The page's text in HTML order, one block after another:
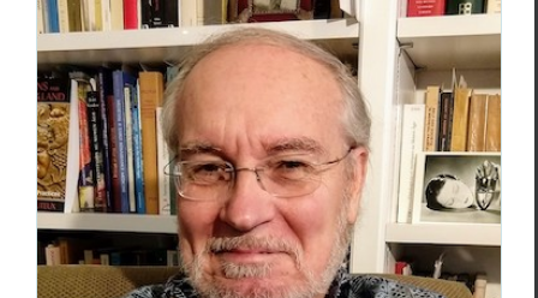
Jacques Merceron,Proof of Love